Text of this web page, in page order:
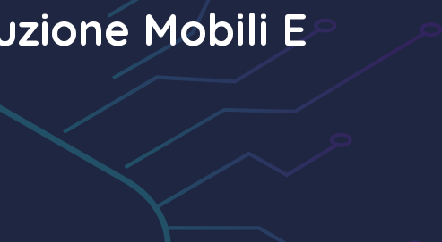
Mobili E